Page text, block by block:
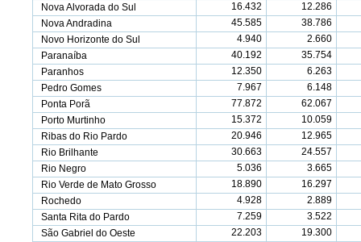
Nova Alvorada do Sul
16.432
12.286
Nova Andradina
45.585
38.786
Novo Horizonte do Sul
4.940
2.660
Paranaíba
40.192
35.754
Paranhos
12.350
6.263
Pedro Gomes
7.967
6.148
Ponta Porã
77.872
62.067
Porto Murtinho
15.372
10.059
Ribas do Rio Pardo
20.946
12.965
Rio Brilhante
30.663
24.557
Rio Negro
5.036
3.665
Rio Verde de Mato Grosso
18.890
16.297
Rochedo
4.928
2.889
Santa Rita do Pardo
7.259
3.522
São Gabriel do Oeste
22.203
19.300